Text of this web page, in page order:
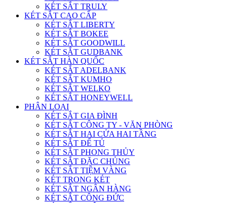
KÉT SẮT TRULY
KÉT SẮT CAO CẤP
KÉT SẮT LIBERTY
KÉT SẮT BOKEE
KÉT SẮT GOODWILL
KÉT SẮT GUDBANK
KÉT SẮT HÀN QUỐC
KÉT SẮT ADELBANK
KÉT SẮT KUMHO
KÉT SẮT WELKO
KÉT SẮT HONEYWELL
PHÂN LOẠI
KÉT SẮT GIA ĐÌNH
KÉT SẮT CÔNG TY - VĂN PHÒNG
KÉT SẮT HAI CỬA HAI TẦNG
KÉT SẮT ĐỂ TỦ
KÉT SẮT PHONG THỦY
KÉT SẮT ĐẶC CHỦNG
KÉT SẮT TIỆM VÀNG
KÉT TRONG KÉT
KÉT SẮT NGÂN HÀNG
KÉT SẮT CÔNG ĐỨC